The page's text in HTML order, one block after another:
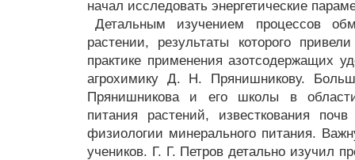
начал исследовать энергетические
Детальным изучением процессов
растении, результаты которого
практике применения азотсодержащих
агрохимику Д. Н. Прянишникову.
Прянишникова и его школы в
питания растений, известкования
физиологии минерального питания.
учеников. Г. Г. Петров детально изучил